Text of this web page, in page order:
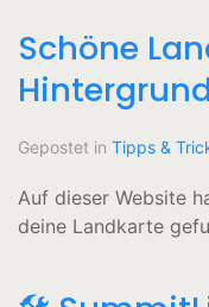
Schöne
Gepostet in Tipps &
Auf dieser Website
deine Landkarte